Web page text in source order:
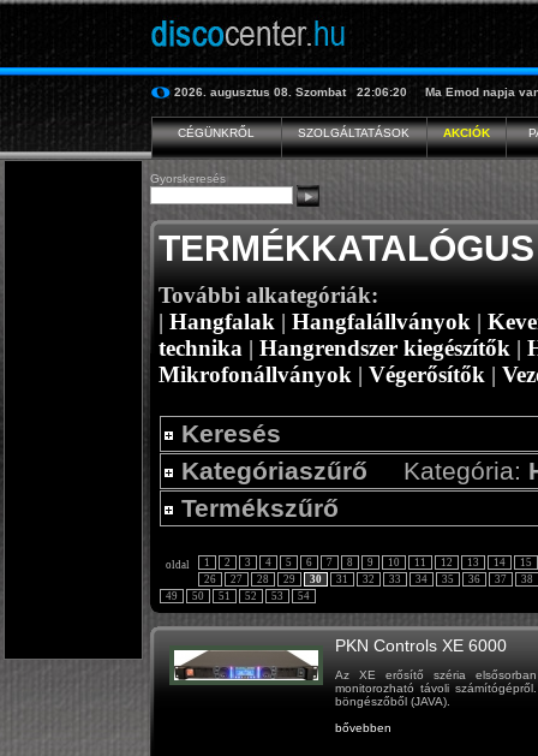
2026. augusztus 08. Szombat22:06:20Ma Emod napja
CÉGÜNKRŐL SZOLGÁLTATÁSOK AKCIÓK
Gyorskeresés
TERMÉKKATALÓGUS
További alkategóriák:
| Hangfalak | Hangfalállványok |
technika | Hangrendszer kiegészítők |
Mikrofonállványok | Végerősítők |
Keresés
Kategóriaszűrő Kategória:
Termékszűrő
oldal 1 2 3 4 5 6 7 8 9 10 11 12 13 14
15
26
27 28 29 30 31 32 33 34 35 36 37
38
49
50 51 52 53 54
PKN Controls XE 6000
Az XE erősítő széria
monitorozható távoli
böngészőből (JAVA).
bővebben